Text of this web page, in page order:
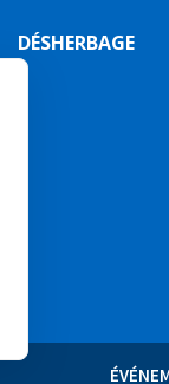
DÉSHERBAGE